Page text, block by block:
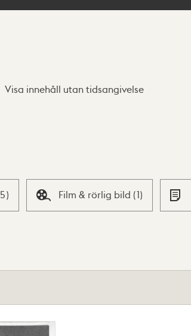
Visa innehåll utan tidsangivelse
5) Film & rörlig bild (1)